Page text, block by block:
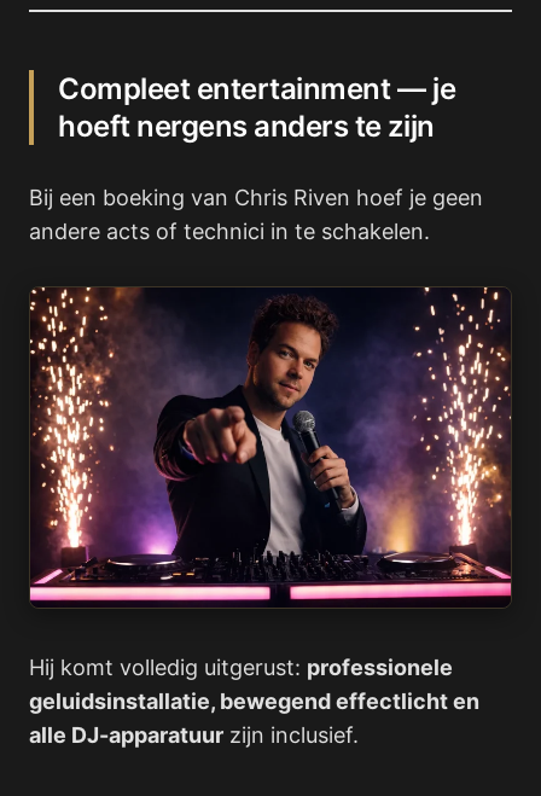
Compleet entertainment — je
hoeft nergens anders te zijn
Bij een boeking van Chris Riven hoef je geen
andere acts of technici in te schakelen.
Hij komt volledig uitgerust: professionele
geluidsinstallatie, bewegend effectlicht en
alle DJ-apparatuur zijn inclusief.